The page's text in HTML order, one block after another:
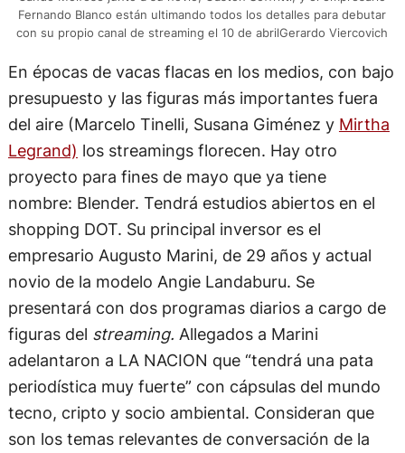
Fernando Blanco están ultimando todos los detalles para debutar
con su propio canal de streaming el 10 de abrilGerardo Viercovich
En épocas de vacas flacas en los medios, con bajo
presupuesto y las figuras más importantes fuera
del aire (Marcelo Tinelli, Susana Giménez y Mirtha
Legrand) los streamings florecen. Hay otro
proyecto para fines de mayo que ya tiene
nombre: Blender. Tendrá estudios abiertos en el
shopping DOT. Su principal inversor es el
empresario Augusto Marini, de 29 años y actual
novio de la modelo Angie Landaburu. Se
presentará con dos programas diarios a cargo de
figuras del streaming. Allegados a Marini
adelantaron a LA NACION que “tendrá una pata
periodística muy fuerte” con cápsulas del mundo
tecno, cripto y socio ambiental. Consideran que
son los temas relevantes de conversación de la